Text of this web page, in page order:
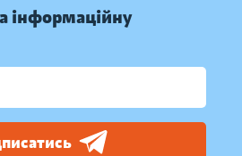
інформаційну